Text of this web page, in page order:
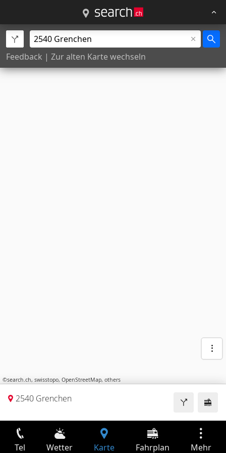
Feedback | Zur alten Karte wechseln
©search.ch, swisstopo, OpenStreetMap, others
2540 Grenchen
Tel Wetter Karte Fahrplan Mehr